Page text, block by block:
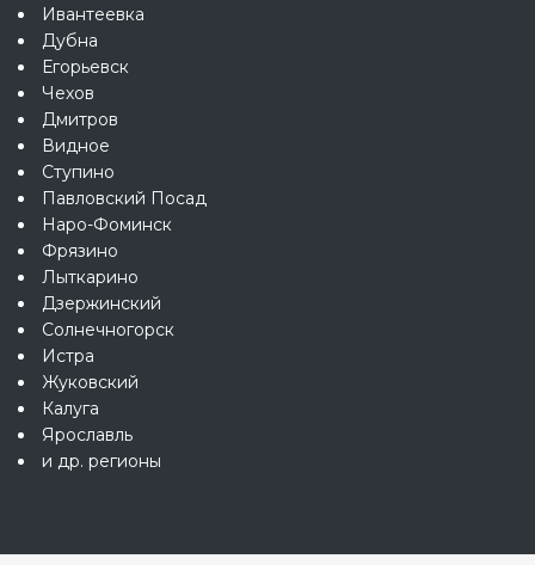
Ивантеевка
Дубна
Егорьевск
Чехов
Дмитров
Видное
Ступино
Павловский Посад
Наро-Фоминск
Фрязино
Лыткарино
Дзержинский
Солнечногорск
Истра
Жуковский
Калуга
Ярославль
и др. регионы